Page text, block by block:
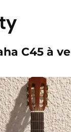
C45 à